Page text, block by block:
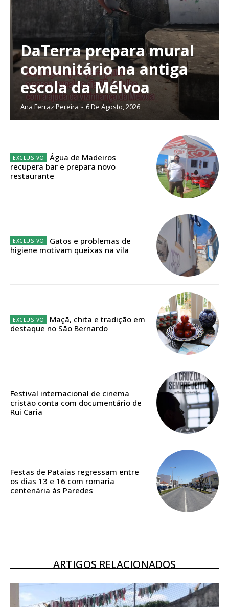
12 meses
Acesso ao conteúdo online
Acesso aos conteúdos Exclusivos para
assinantes
Ofertas para assinatura anual
Escolha o plano
DaTerra prepara mural
comunitário na antiga
escola da Mélvoa
Ana Ferraz Pereira - 6 De Agosto, 2026
Água de Madeiros
recupera bar e prepara novo
restaurante
Gatos e problemas de
higiene motivam queixas na vila
Maçã, chita e tradição em
destaque no São Bernardo
Festival internacional de cinema
cristão conta com documentário de
Rui Caria
Festas de Pataias regressam entre
os dias 13 e 16 com romaria
centenária às Paredes
ARTIGOS RELACIONADOS